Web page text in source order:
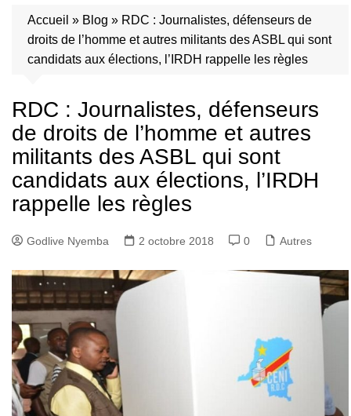
Accueil » Blog » RDC : Journalistes, défenseurs de
droits de l’homme et autres militants des ASBL qui sont
candidats aux élections, l’IRDH rappelle les règles
RDC : Journalistes, défenseurs
de droits de l’homme et autres
militants des ASBL qui sont
candidats aux élections, l’IRDH
rappelle les règles
Godlive Nyemba 2 octobre 2018 0 Autres